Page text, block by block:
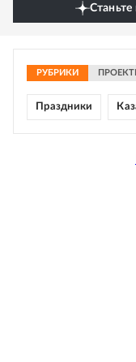
РУБРИКИ
Праздники